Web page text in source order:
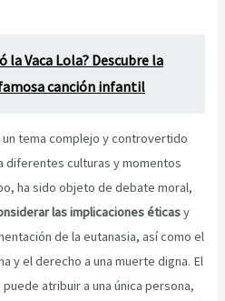
la Vaca Lola? Descubre la
canción infantil
un tema complejo y controvertido
diferentes culturas y momentos
ha sido objeto de debate moral,
las implicaciones éticasy
de la eutanasia, así como el
y el derecho a una muerte digna. El
atribuir a una única persona,